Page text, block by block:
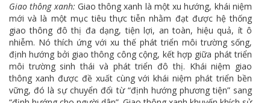
Giao thông xanh: Giao thông xanh là một xu hướng, khái niệm
mới và là một mục tiêu thực tiễn nhằm đạt được hệ thống
giao thông đô thị đa dạng, tiện lợi, an toàn, hiệu quả, ít ô
nhiễm. Nó thích ứng với xu thế phát triển môi trường sống,
định hướng bởi giao thông công cộng, kết hợp giữa phát triển
môi trường sinh thái và phát triển đô thị. Khái niệm giao
thông xanh được đề xuất cùng với khái niệm phát triển bền
vững, đó là sự chuyển đổi từ “định hướng phương tiện” sang